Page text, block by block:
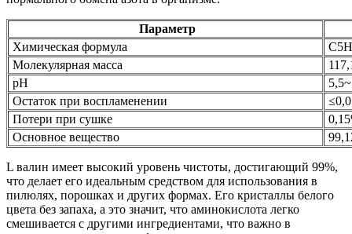
Параметр
Химическая формула
Молекулярная масса
pН
Остаток при воспламенении
Потери при сушке
Основное вещество
L валин имеет высокий уровень чистоты, достигающий 99%,
что делает его идеальным средством для использования в
пилюлях, порошках и других формах. Его кристаллы белого
цвета без запаха, а это значит, что аминокислота легко
смешивается с другими ингредиентами, что важно в